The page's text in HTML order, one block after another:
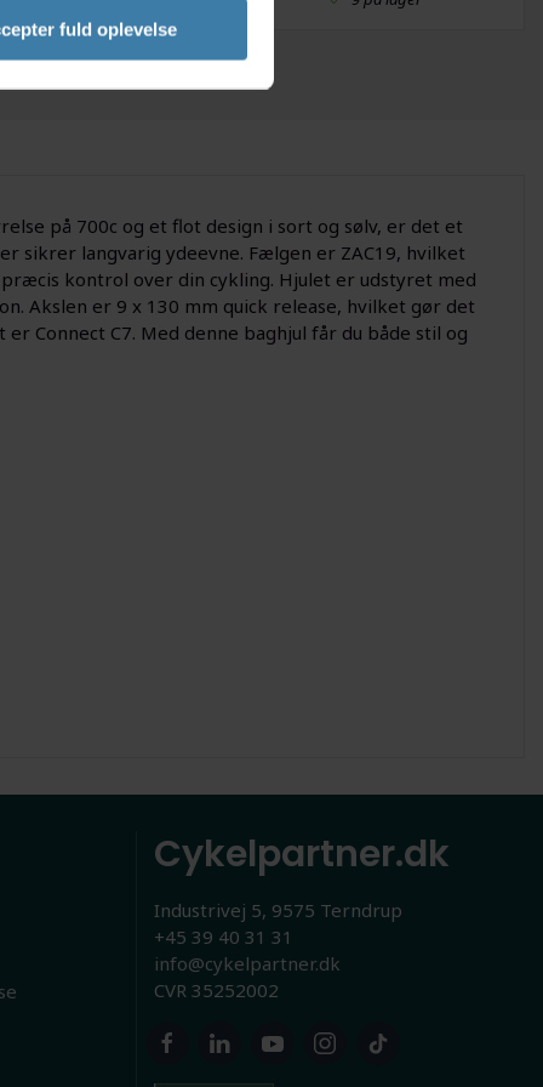
fuld oplevelse
på 700c og et flot design i sort og sølv, er det et
sikrer langvarig ydeevne. Fælgen er ZAC19, hvilket
kontrol over din cykling. Hjulet er udstyret med
Akslen er 9 x 130 mm quick release, hvilket gør det
Connect C7. Med denne baghjul får du både stil og
Cykelpartner.dk
Industrivej 5, 9575 Terndrup
+45 39 40 31 31
info@cykelpartner.dk
CVR 35252002